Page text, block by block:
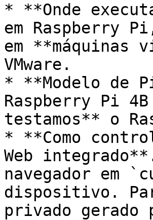
* **Onde
em Raspberry
em **máquinas
VMware.
* **Modelo de Pi
Raspberry Pi 4B
testamos** o
* **Como
Web
navegador em
dispositivo.
privado